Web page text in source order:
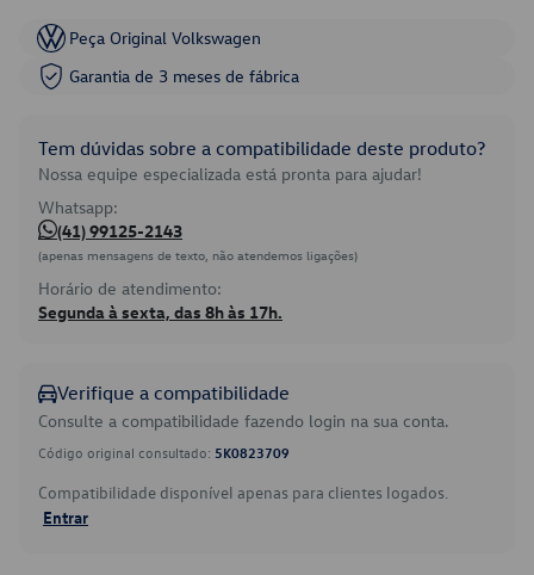
Peça Original Volkswagen
Garantia de 3 meses de fábrica
Tem dúvidas sobre a compatibilidade deste produto?
Nossa equipe especializada está pronta para ajudar!
Whatsapp:
(41) 99125-2143
(apenas mensagens de texto, não atendemos ligações)
Horário de atendimento:
Segunda à sexta, das 8h às 17h.
Verifique a compatibilidade
Consulte a compatibilidade fazendo login na sua conta.
Código original consultado: 5K0823709
Compatibilidade disponível apenas para clientes logados.
Entrar